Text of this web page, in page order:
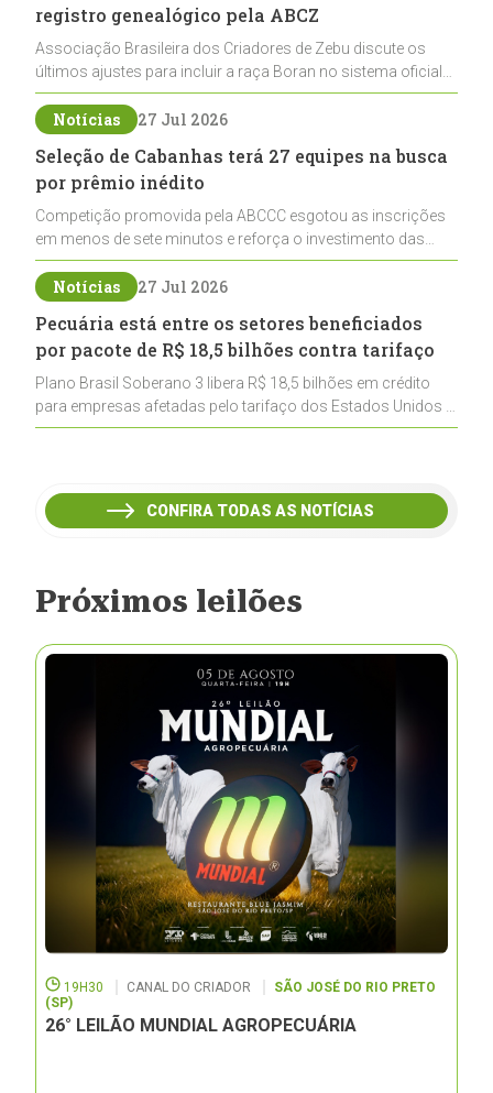
registro genealógico pela ABCZ
Associação Brasileira dos Criadores de Zebu discute os
últimos ajustes para incluir a raça Boran no sistema oficial
de registros, abrindo caminho para sua expansão na
pecuária nacional
Notícias 27 Jul 2026
Seleção de Cabanhas terá 27 equipes na busca
por prêmio inédito
Competição promovida pela ABCCC esgotou as inscrições
em menos de sete minutos e reforça o investimento das
cabanhas na seleção genética de Cavalos Crioulos voltados
ao laço
Notícias 27 Jul 2026
Pecuária está entre os setores beneficiados
por pacote de R$ 18,5 bilhões contra tarifaço
Plano Brasil Soberano 3 libera R$ 18,5 bilhões em crédito
para empresas afetadas pelo tarifaço dos Estados Unidos e
inclui a pecuária entre os setores estratégicos
CONFIRA TODAS AS NOTÍCIAS
Próximos leilões
19H30 CANAL DO CRIADOR
SÃO JOSÉ DO RIO PRETO
(SP)
26° LEILÃO MUNDIAL AGROPECUÁRIA